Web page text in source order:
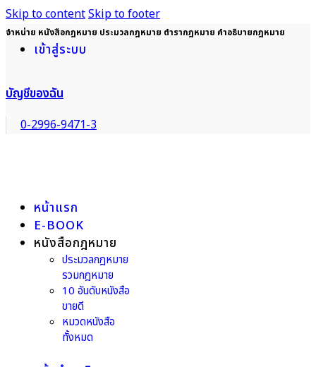
Skip to contentSkip to footer
จำหน่าย หนังสือกฎหมาย ประมวลกฎหมาย ตำรากฎหมาย คำอธิบายกฎหมาย
เข้าสู่ระบบ
บัญชีของฉัน
0-2996-9471-3
หน้าแรก
E-BOOK
หนังสือกฎหมาย
ประมวลกฎหมาย
รวมกฎหมาย
10 อันดับหนังสือ
ขายดี
หมวดหนังสือ
ทั้งหมด